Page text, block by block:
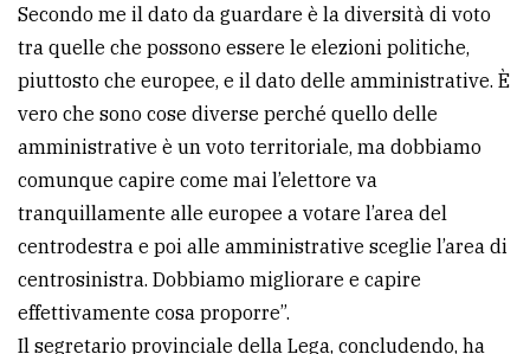
Secondo me il dato da guardare è la diversità di voto
tra quelle che possono essere le elezioni politiche,
piuttosto che europee, e il dato delle amministrative. È
vero che sono cose diverse perché quello delle
amministrative è un voto territoriale, ma dobbiamo
comunque capire come mai l’elettore va
tranquillamente alle europee a votare l’area del
centrodestra e poi alle amministrative sceglie l’area di
centrosinistra. Dobbiamo migliorare e capire
effettivamente cosa proporre”.
Il segretario provinciale della Lega, concludendo, ha